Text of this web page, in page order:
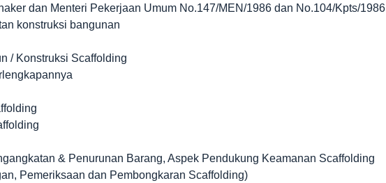
dan Menteri Pekerjaan Umum No.147/MEN/1986 dan No.104/Kpts/1986
konstruksi bangunan
/ Konstruksi Scaffolding
& Penurunan Barang, Aspek Pendukung Keamanan Scaffolding
Pemeriksaan dan Pembongkaran Scaffolding)